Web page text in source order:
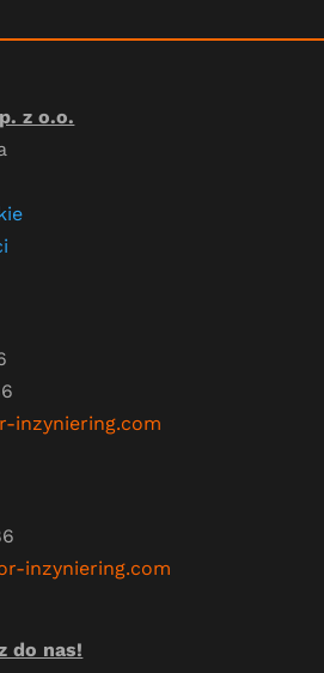
z o.o.
inzyniering.com
inzyniering.com
do nas!